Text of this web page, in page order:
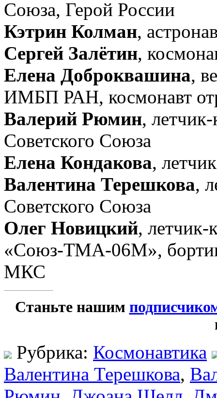
Союза, Герой России
Кэтрин Колман,
Сергей Залётин,
Елена Доброквашина,
ИМБП РАН, космонавт
Валерий Рюмин,
Советского Союза
Елена Кондакова,
Валентина Терешкова,
Советского Союза
Олег Новицкий, летчик-
«Союз-ТМА-06М»,
МКС
Станьте нашим
Рубрика: Космонавтика
Валентина Терешкова,